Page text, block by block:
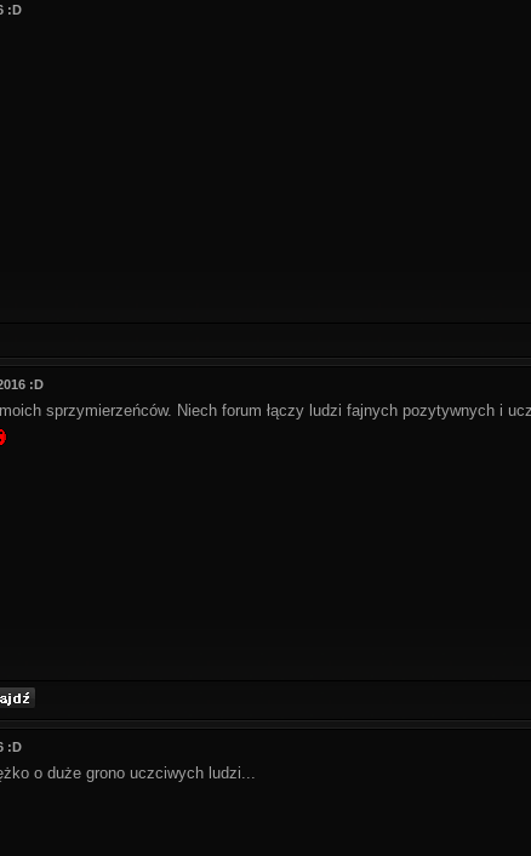
:D
:D
sprzymierzeńców. Niech forum łączy ludzi fajnych pozytywnych i
:D
o duże grono uczciwych ludzi...